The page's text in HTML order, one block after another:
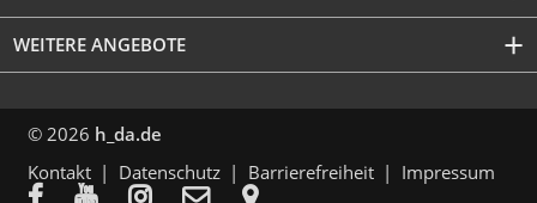
WEITERE ANGEBOTE
© 2026 h_da.de
Kontakt
Datenschutz Barrierefreiheit Impressum
    